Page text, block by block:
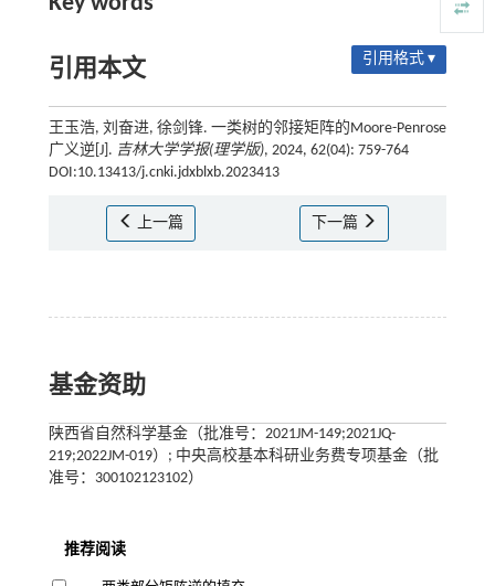
引用本文 引用格式 ▾
王玉浩, 刘奋进, 徐剑锋. 一类树的邻接矩阵的Moore-Penrose
广义逆[J]. 吉林大学学报(理学版), 2024, 62(04): 759-764
DOI:10.13413/j.cnki.jdxblxb.2023413
上一篇 下一篇
基金资助
陕西省自然科学基金（批准号：2021JM-149;2021JQ-
219;2022JM-019）; 中央高校基本科研业务费专项基金（批
准号：300102123102）